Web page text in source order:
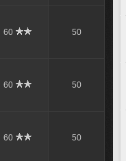
60 50
60 50
60 50